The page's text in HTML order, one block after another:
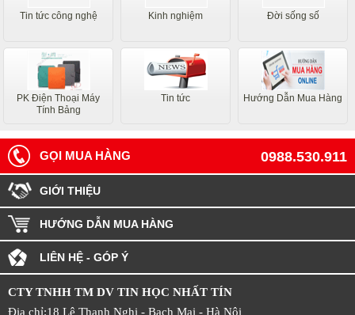
Tin tức công nghệ Kinh nghiệm Đời sống số
PK Điện Thoại Máy
Tính Bảng
Tin tức Hướng Dẫn Mua Hàng
0988.530.911
GỌI MUA HÀNG
GIỚI THIỆU
HƯỚNG DẪN MUA HÀNG
LIÊN HỆ - GÓP Ý
CTY TNHH TM DV TIN HỌC NHẤT TÍN
Địa chỉ:18 Lê Thanh Nghị - Bạch Mai - Hà Nội